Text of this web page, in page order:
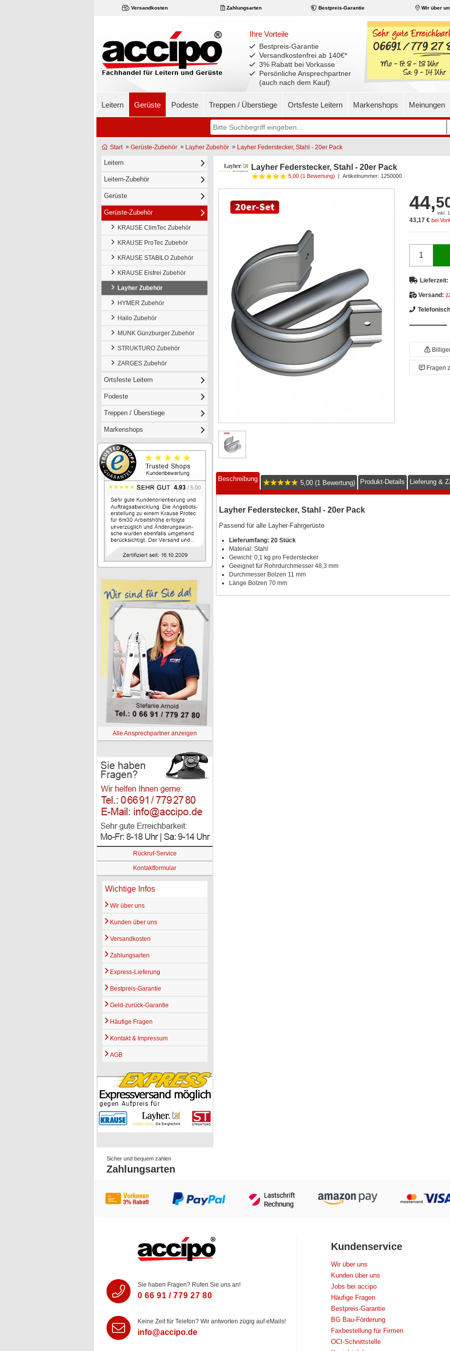
Versandkosten Zahlungsarten Bestpreis-Garantie Wir über
Ihre Vorteile
Bestpreis-Garantie
Versandkostenfrei ab 140€*
3% Rabatt bei Vorkasse
Persönliche Ansprechpartner
(auch nach dem Kauf)
Leitern Gerüste Podeste Treppen / Überstiege Ortsfeste Leitern Markenshops Meinungen
Start» Gerüste-Zubehör » Layher Zubehör » Layher Federstecker, Stahl - 20er Pack
Leitern
Leitern-Zubehör
Gerüste
Gerüste-Zubehör
KRAUSE ClimTec Zubehör
KRAUSE ProTec Zubehör
KRAUSE STABILO Zubehör
KRAUSE Eisfrei Zubehör
Layher Zubehör
HYMER Zubehör
Hailo Zubehör
MUNK Günzburger Zubehör
STRUKTURO Zubehör
ZARGES Zubehör
Ortsfeste Leitern
Podeste
Treppen / Überstiege
Markenshops
4.93 / 5.00
Alle Ansprechpartner anzeigen
Rückruf-Service
Kontaktformular
Wichtige Infos
Wir über uns
Kunden über uns
Versandkosten
Zahlungsarten
Express-Lieferung
Bestpreis-Garantie
Geld-zurück-Garantie
Häufige Fragen
Kontakt & Impressum
AGB
Layher Federstecker, Stahl - 20er Pack
5,00 (1 Bewertung) | Artikelnummer: 1250000
44, inkl.
43,17 € bei
Lieferzeit:
Versand:
Fragen
Beschreibung
5,00 (1 Bewertung) Produkt-Details Lieferung &
Layher Federstecker, Stahl - 20er Pack
Passend für alle Layher-Fahrgerüste
Lieferumfang: 20 Stück
Material: Stahl
Gewicht: 0,1 kg pro Federstecker
Geeignet für Rohrdurchmesser 48,3 mm
Durchmesser Bolzen 11 mm
Länge Bolzen 70 mm
Sicher und bequem zahlen
Zahlungsarten
Sie haben Fragen? Rufen Sie uns an!
0 66 91 / 779 27 80
Keine Zeit für Telefon? Wir antworten zügig auf eMails!
info@accipo.de
Kundenservice
Wir über uns
Kunden über uns
Jobs bei accipo
Häufige Fragen
Bestpreis-Garantie
BG Bau-Förderung
Faxbestellung für Firmen
OCI-Schnittstelle